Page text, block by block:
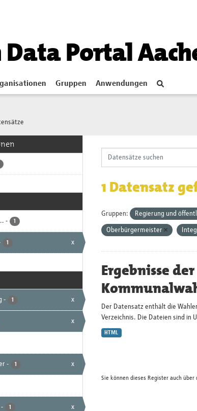
Data Portal
Gruppen Anwendungen
- 1
1 x
- 1 x
x
- 1 x
- 1 x
1 Datensatz
Gruppen: Regierung und
Oberbürgermeister
Ergebnisse der
Der Datensatz enthält die
Verzeichnis. Die Dateien sind in
HTML
Sie können dieses Register auch über